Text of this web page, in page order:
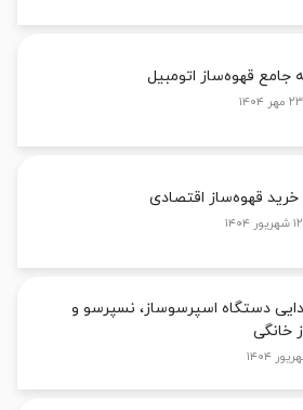
جامع قهوه‌ساز اتومبیل
خرید قهوه‌ساز اقتصادی
دستگاه اسپرسوساز، نسپرسو و
خانگی